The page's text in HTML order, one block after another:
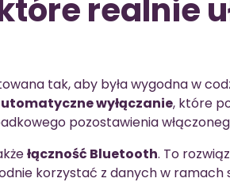
realnie
tak, aby była wygodna w
wyłączanie, które
pozostawienia
łączność Bluetooth. To
korzystać z danych w ramach